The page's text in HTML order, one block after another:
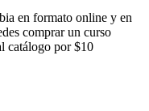
en formato online y en
comprar un curso
catálogo por$10